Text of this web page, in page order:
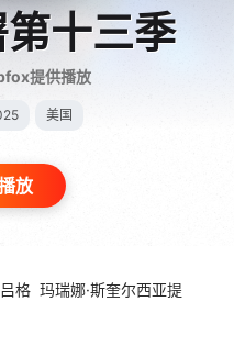
十三季
提供播放
美国
放
格 玛瑞娜·斯奎尔西亚提